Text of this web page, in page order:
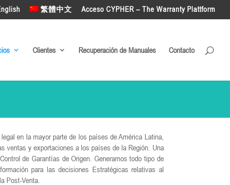
繁體中文 Acceso CYPHER – The Warranty Plattform
Clientes Recuperación de Manuales Contacto
en la mayor parte de los países de América Latina,
ventas y exportaciones a los países de la Región. Una
de Garantías de Origen. Generamos todo tipo de
para las decisiones Estratégicas relativas al
Post-Venta.